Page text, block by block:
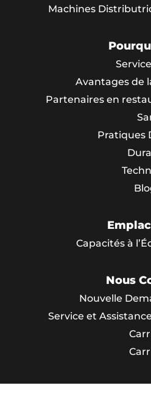
Machines
Avantages de
Partenaires en
Pratiques
Capacités à
Nous
Nouvelle
Service et